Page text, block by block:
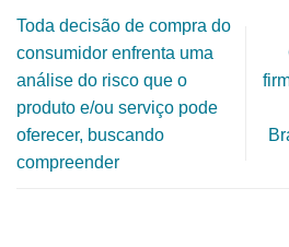
Toda decisão de compra do
consumidor enfrenta uma
análise do risco que o
produto e/ou serviço pode
oferecer, buscando
compreender